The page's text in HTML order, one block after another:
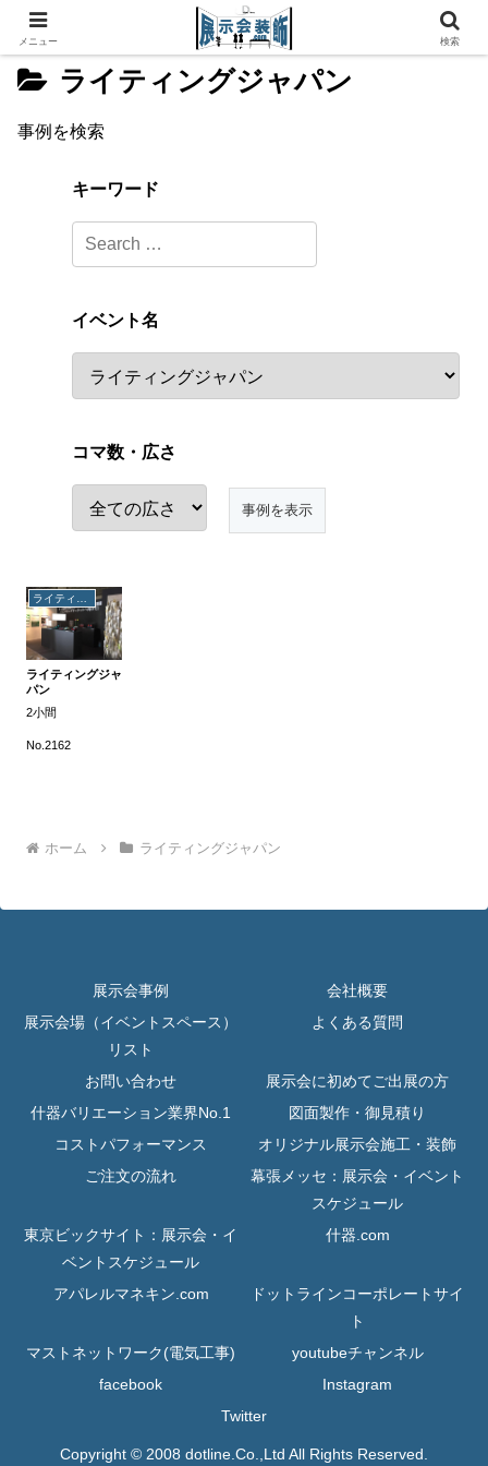
ライティングジャパン
事例を検索
キーワード
イベント名
コマ数・広さ
ライティングジャ
パン
2小間
No.2162
ホーム ライティングジャパン
展示会事例
会社概要
展示会場（イベントスペース）
リスト
よくある質問
お問い合わせ
展示会に初めてご出展の方
什器バリエーション業界No.1
図面製作・御見積り
コストパフォーマンス
オリジナル展示会施工・装飾
ご注文の流れ
幕張メッセ：展示会・イベント
スケジュール
東京ビックサイト：展示会・イ
ベントスケジュール
什器.com
アパレルマネキン.com
ドットラインコーポレートサイ
ト
マストネットワーク(電気工事)
youtubeチャンネル
facebook
Instagram
Twitter
Copyright © 2008 dotline.Co.,Ltd All Rights Reserved.
メニュー 検索